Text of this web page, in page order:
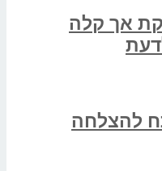
אך קלה
להצלחה